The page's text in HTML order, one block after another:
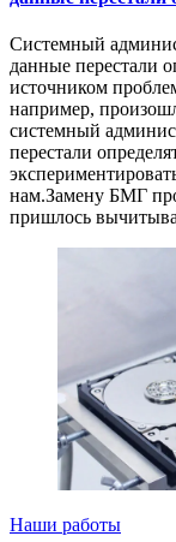
Системный
данные перестали
источником
например,
системный
перестали
нам.Замену БМГ
пришлось
Наши работы